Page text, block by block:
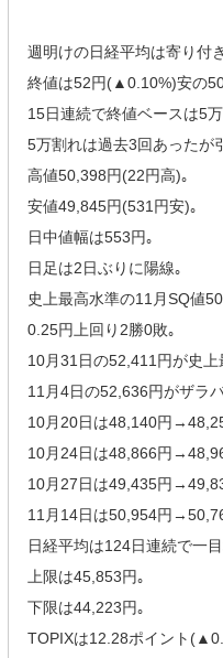
週明けの日経平均は寄り付
終値は52円(▲0.10%)安の
15日連続で終値ベースは5
5万割れは過去3回あったが
高値50,398円(22円高)｡
安値49,845円(531円安)｡
日中値幅は553円｡
日足は2日ぶりに陽線｡
史上最高水準の11月SQ値
0.25円上回り2勝0敗｡
10月31日の52,411円が史上
11月4日の52,636円がザラ
10月20日は48,140円
10月24日は48,866円
10月27日は49,435円
11月14日は50,954円
日経平均は124日連続で一
上限は45,853円｡
下限は44,223円｡
TOPIXは12.28ポイント